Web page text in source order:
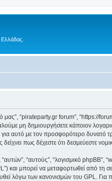
μας”, “pirateparty.gr forum”, “https://
μη δημιουργήσετε κάποιον
αυτό με τον προσφορότερο
δείχνει πως δέχεστε ότι
“αυτών”, “αυτούς”, “λογισμικό
και μπορεί να μεταφορτωθεί από τη
λόγω των κανονισμών του GPL. Για